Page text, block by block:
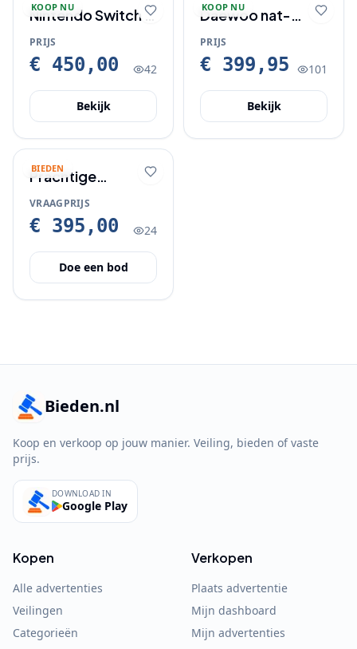
KOOP NU
Nintendo Switch 2
Nieuw gekocht op
3 July
PRIJS
€ 450,00 42
Bekijk
KOOP NU
Daewoo nat-
droog stofzuiger
80 Liter en 30
PRIJS
€ 399,95 101
Bekijk
BIEDEN
Prachtige
Wortelnoten
Vitrinekast /
Reeuwijk, 1990) –
Topkwaliteit!
VRAAGPRIJS
€ 395,00 24
Doe een bod
Bieden.nl
Koop en verkoop op jouw manier. Veiling, bieden of vaste
prijs.
DOWNLOAD IN
Google Play
Kopen
Alle advertenties
Veilingen
Categorieën
Verkopen
Plaats advertentie
Mijn dashboard
Mijn advertenties